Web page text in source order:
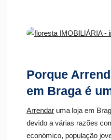
Porque
em Braga é
Arrendar uma loja em
devido a várias razões
económico, população